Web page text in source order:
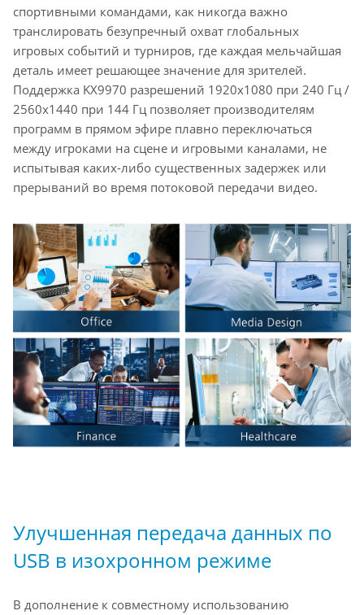
спортивными командами, как никогда важно
транслировать безупречный охват глобальных
игровых событий и турниров, где каждая мельчайшая
деталь имеет решающее значение для зрителей.
Поддержка KX9970 разрешений 1920x1080 при 240 Гц /
2560x1440 при 144 Гц позволяет производителям
программ в прямом эфире плавно переключаться
между игроками на сцене и игровыми каналами, не
испытывая каких-либо существенных задержек или
прерываний во время потоковой передачи видео.
Улучшенная передача данных по
USB в изохронном режиме
В дополнение к совместному использованию